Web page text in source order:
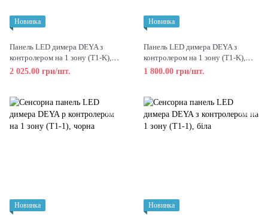
Новинка
Панель LED димера DEYA з
контролером на 1 зону (T1-K),
чорна
2 025.00 грн/шт.
Новинка
Панель LED димера DEYA з
контролером на 1 зону (T1-K),
білий
1 800.00 грн/шт.
Новинка Новинка